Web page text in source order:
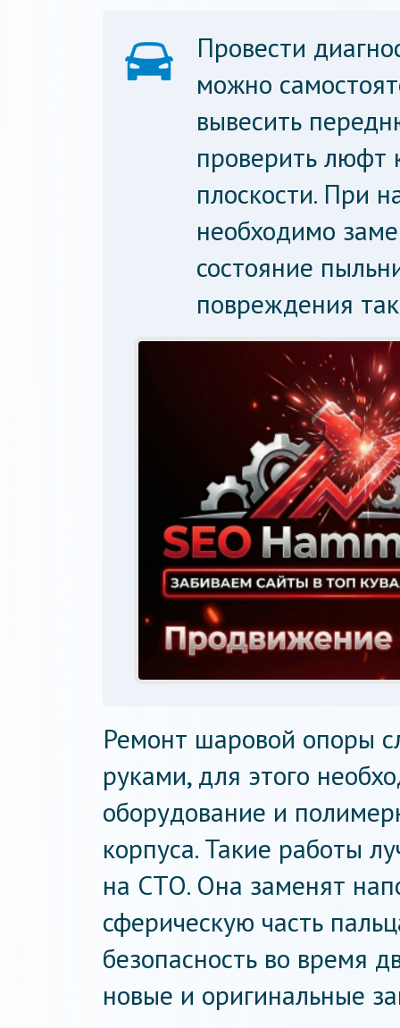
Провести
можно
вывесить
проверить люфт
плоскости. При
необходимо
состояние
повреждения
Ремонт шаровой опоры
руками, для этого
оборудование и
корпуса. Такие работы
на СТО. Она заменят
сферическую часть
безопасность во время
новые и оригинальные